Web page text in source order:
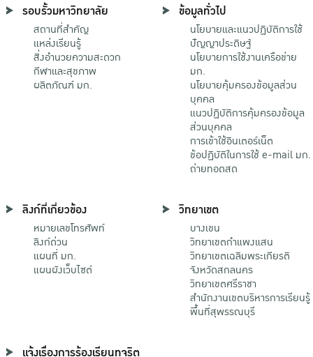
รอบรั้วมหาวิทยาลัย
สถานที่สำคัญ
แหล่งเรียนรู้
สิ่งอำนวยความสะดวก
กีฬาและสุขภาพ
ผลิตภัณฑ์ มก.
ข้อมูลทั่วไป
นโยบายและแนวปฏิบัติการใช้
ปัญญาประดิษฐ์
นโยบายการใช้งานเครือข่าย
มก.
นโยบายคุ้มครองข้อมูลส่วน
บุคคล
แนวปฏิบัติการคุ้มครองข้อมูล
ส่วนบุคคล
การเข้าใช้อินเตอร์เน็ต
ข้อปฏิบัติในการใช้ e-mail มก.
ถ่ายทอดสด
ลิงก์ที่เกี่ยวข้อง
หมายเลขโทรศัพท์
ลิงก์ด่วน
แผนที่ มก.
แผนผังเว็บไซต์
วิทยาเขต
บางเขน
วิทยาเขตกําแพงแสน
วิทยาเขตเฉลิมพระเกียรติ
จังหวัดสกลนคร
วิทยาเขตศรีราชา
สำนักงานเขตบริหารการเรียนรู้
พื้นที่สุพรรณบุรี
แจ้งเรื่องการร้องเรียนทุจริต